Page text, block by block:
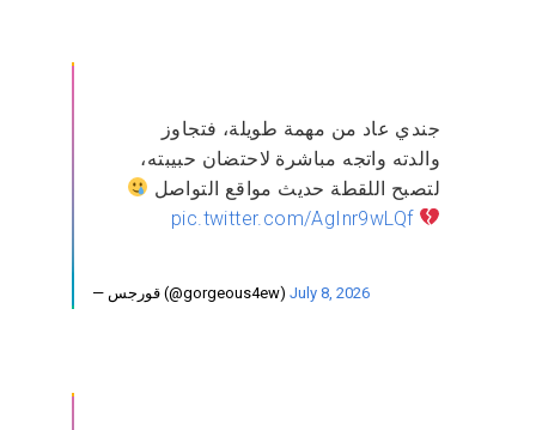
جندي عاد من مهمة طويلة، فتجاوز
والدته واتجه مباشرة لاحتضان حبيبته،
لتصبح اللقطة حديث مواقع التواصل
pic.twitter.com/AgInr9wLQf
— قورجس (@gorgeous4ew) July 8, 2026